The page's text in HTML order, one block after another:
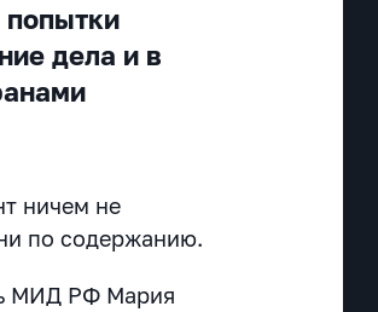
попытки
дела и в
ничем не
по содержанию.
МИД РФ Мария